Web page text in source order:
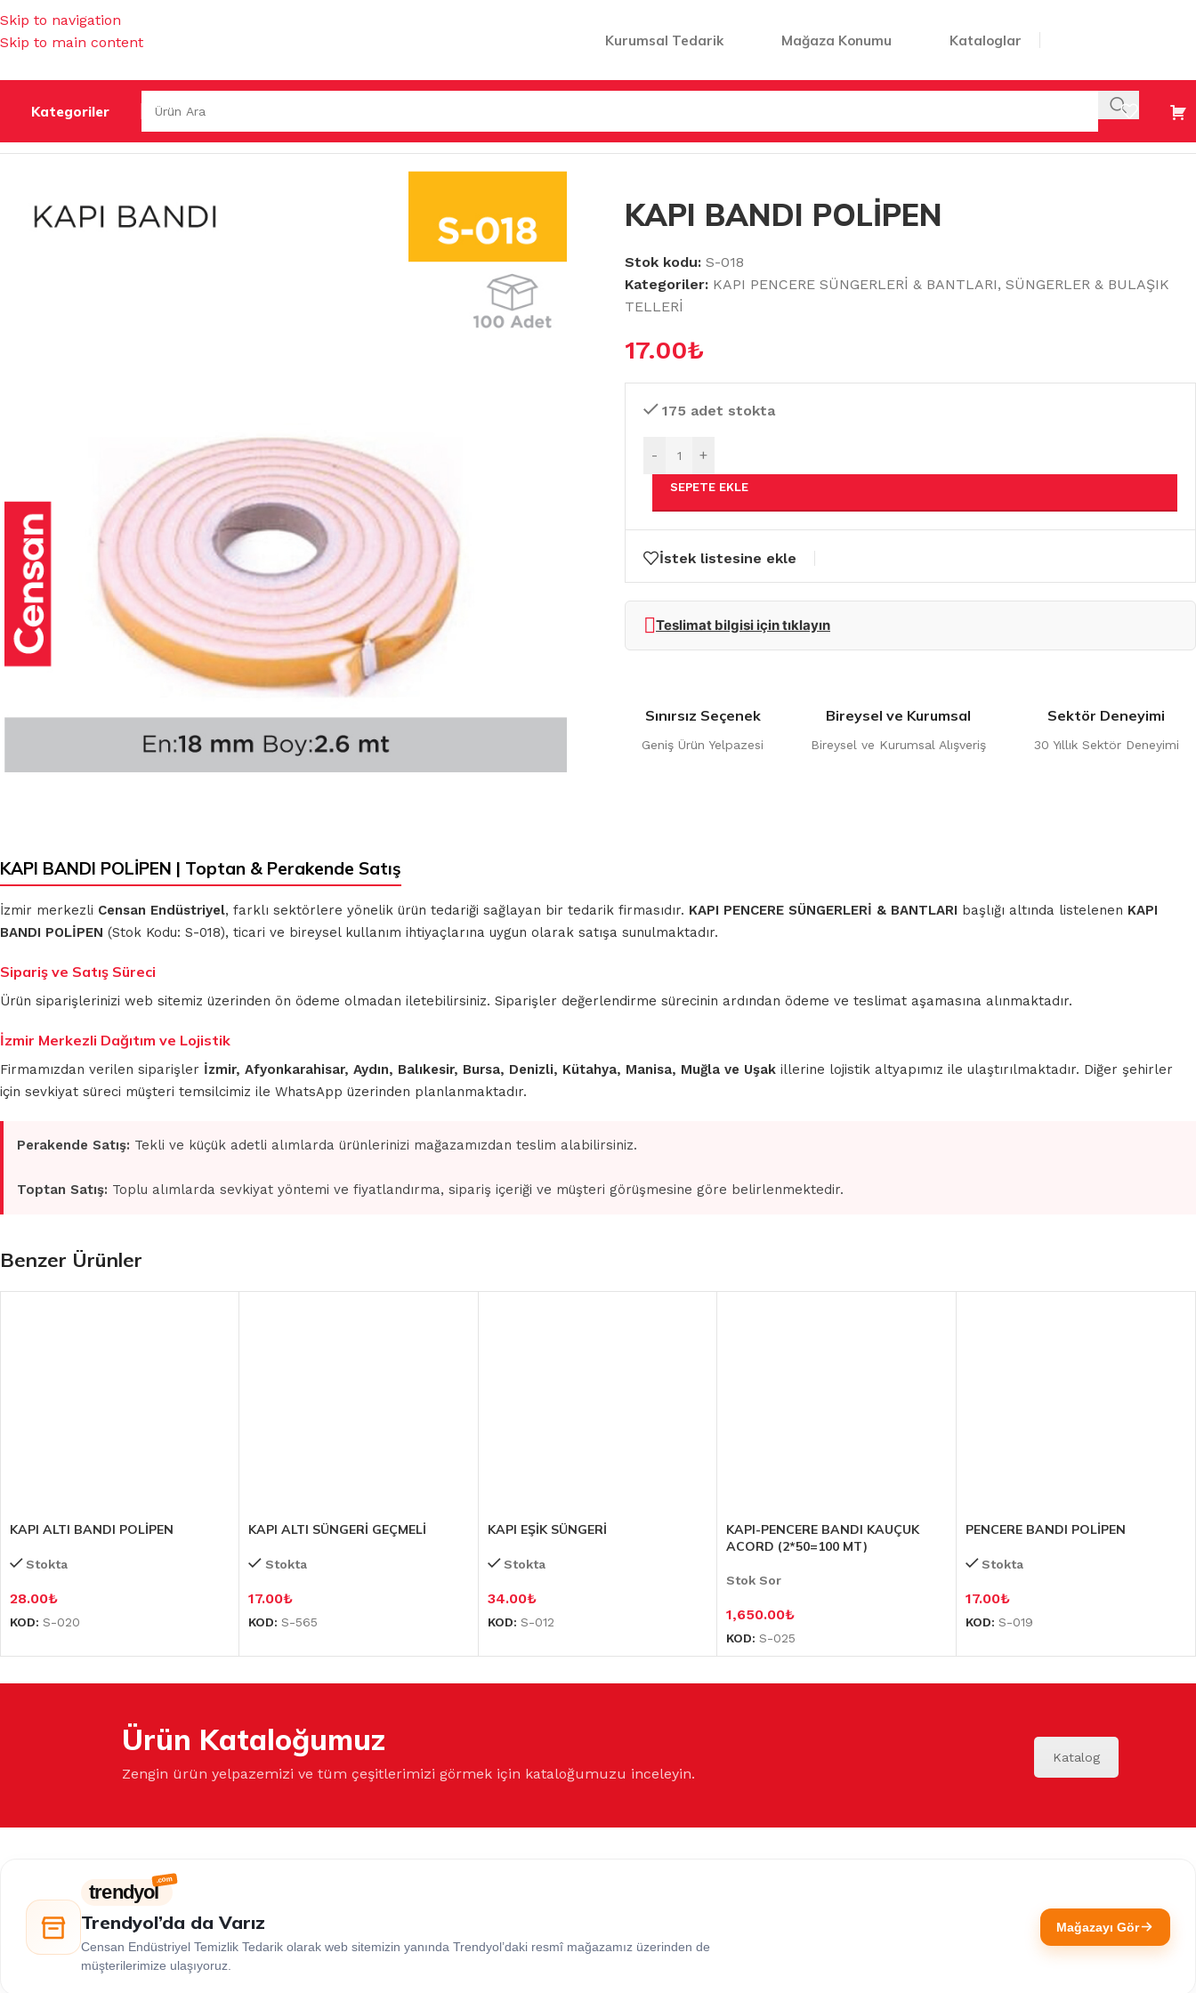
Skip to navigation
Skip to main content
Kurumsal Tedarik Mağaza Konumu Kataloglar
Kategoriler
SÜNGERLER & BULAŞIK TELLERİ/KAPI PENCERE SÜNGERLERİ & BANTLARI/KAPI BANDI POLİPEN
KAPI BANDI POLİPEN
Stok kodu: S-018
Kategoriler: KAPI PENCERE SÜNGERLERİ & BANTLARI, SÜNGERLER & BULAŞIK
TELLERİ
17.00₺
175 adet stokta
- +
SEPETE EKLE
İstek listesine ekle
Teslimat bilgisi için tıklayın
Sınırsız Seçenek
Geniş Ürün Yelpazesi
Bireysel ve Kurumsal
Bireysel ve Kurumsal Alışveriş
Sektör Deneyimi
30 Yıllık Sektör Deneyimi
KAPI BANDI POLİPEN | Toptan & Perakende Satış
İzmir merkezli Censan Endüstriyel, farklı sektörlere yönelik ürün tedariği sağlayan bir tedarik firmasıdır. KAPI PENCERE SÜNGERLERİ & BANTLARI başlığı altında listelenen KAPI
BANDI POLİPEN (Stok Kodu: S-018), ticari ve bireysel kullanım ihtiyaçlarına uygun olarak satışa sunulmaktadır.
Sipariş ve Satış Süreci
Ürün siparişlerinizi web sitemiz üzerinden ön ödeme olmadan iletebilirsiniz. Siparişler değerlendirme sürecinin ardından ödeme ve teslimat aşamasına alınmaktadır.
İzmir Merkezli Dağıtım ve Lojistik
Firmamızdan verilen siparişler İzmir, Afyonkarahisar, Aydın, Balıkesir, Bursa, Denizli, Kütahya, Manisa, Muğla ve Uşak illerine lojistik altyapımız ile ulaştırılmaktadır. Diğer şehirler
için sevkiyat süreci müşteri temsilcimiz ile WhatsApp üzerinden planlanmaktadır.
Perakende Satış: Tekli ve küçük adetli alımlarda ürünlerinizi mağazamızdan teslim alabilirsiniz.
Toptan Satış: Toplu alımlarda sevkiyat yöntemi ve fiyatlandırma, sipariş içeriği ve müşteri görüşmesine göre belirlenmektedir.
Benzer Ürünler
KAPI ALTI BANDI POLİPEN
Stokta
28.00₺
KOD: S-020
KAPI ALTI SÜNGERİ GEÇMELİ
Stokta
17.00₺
KOD:S-565
KAPI EŞİK SÜNGERİ
Stokta
34.00₺
KOD: S-012
KAPI-PENCERE BANDI KAUÇUK
ACORD (2*50=100 MT)
Stok Sor
1,650.00₺
KOD:S-025
PENCERE BANDI POLİPEN
Stokta
17.00₺
KOD: S-019
Ürün Kataloğumuz
Zengin ürün yelpazemizi ve tüm çeşitlerimizi görmek için kataloğumuzu inceleyin.
Katalog
trendyol
Trendyol’da da Varız
Censan Endüstriyel Temizlik Tedarik olarak web sitemizin yanında Trendyol’daki resmî mağazamız üzerinden de
müşterilerimize ulaşıyoruz.
Mağazayı Gör